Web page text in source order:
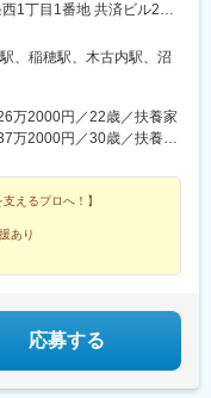
1丁目1番地 共済ビル2■
字弁天515番地■泊原子力
996番地3■奈井江砂川支
2■石狩湾新港支店／北海
真砂町27番地3
、稲穂駅、木古内駅、沼
万2000円／22歳／扶養家
万2000円／30歳／扶養家
上、決定いたします。＜各
力センター勤務者に1万
2万3000円～4万1000円/
万5000円～14万1000円/1
じて8000円～3万8000円/
務手当 └仕事の内容や作
、作業時間等で手当を支
）
えるプロへ！】
あり
応募する